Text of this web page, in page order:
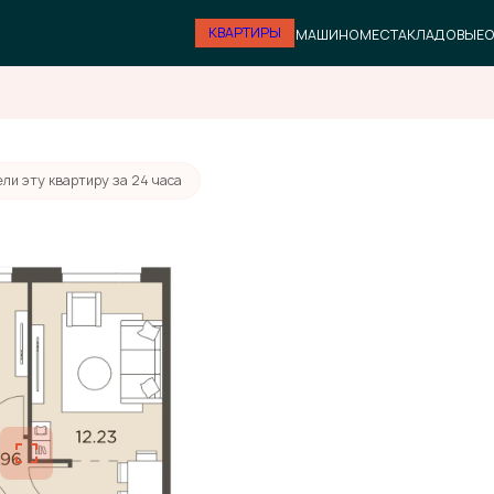
КВАРТИРЫ МАШИНОМЕСТАКЛАДОВЫЕ
эту квартиру за 24 часа